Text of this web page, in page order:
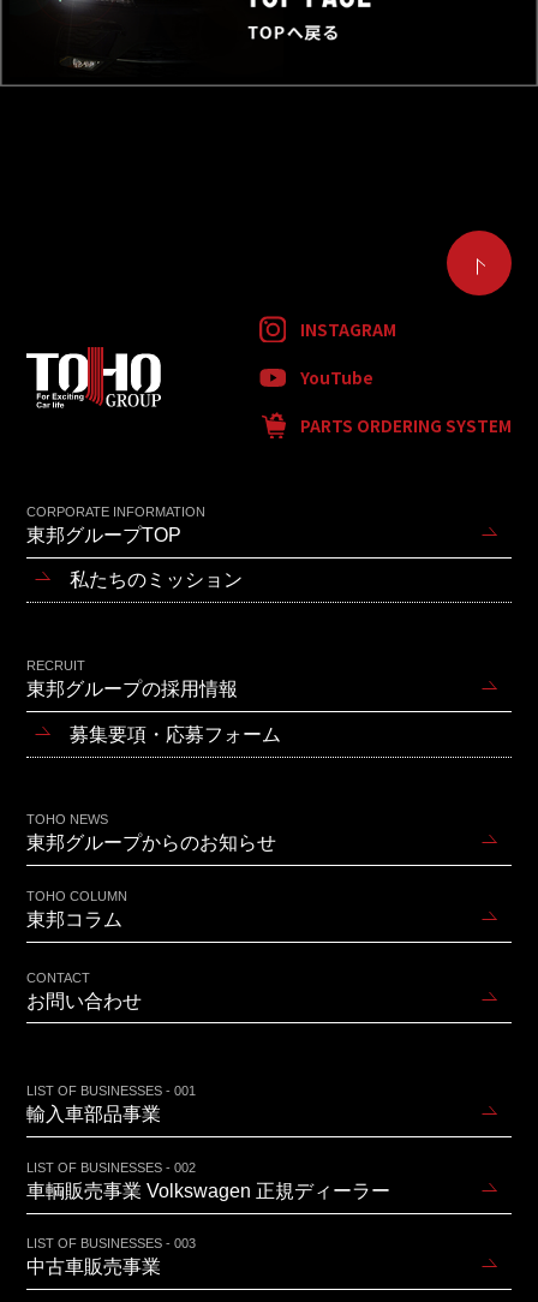
INSTAGRAM
YouTube
PARTS ORDERING SYSTEM
CORPORATE INFORMATION
東邦グループTOP
私たちのミッション
RECRUIT
東邦グループの採用情報
募集要項・応募フォーム
TOHO NEWS
東邦グループからのお知らせ
TOHO COLUMN
東邦コラム
CONTACT
お問い合わせ
LIST OF BUSINESSES - 001
輸入車部品事業
LIST OF BUSINESSES - 002
車輌販売事業 Volkswagen 正規ディーラー
LIST OF BUSINESSES - 003
中古車販売事業